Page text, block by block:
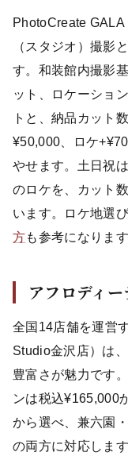
PhotoCreate
（スタジオ）撮影
す。和装館内撮影
ット、ロケーショ
トと、納品カット
¥50,000、ロケ
やせます。土日祝
のロケを、カット
います。ロケ地選
方も参考になります
アフロディ
全国14店舗を運営
Studio金沢店）は
豊富さが魅力です
ンは税込¥165,000
から選べ、兼六園
の両方に対応しま